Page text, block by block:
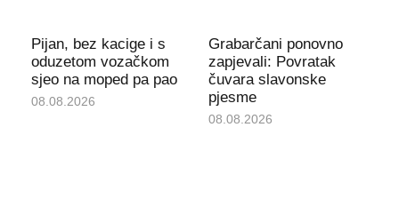
Pijan, bez kacige i s
oduzetom vozačkom
sjeo na moped pa pao
08.08.2026
Grabarčani ponovno
zapjevali: Povratak
čuvara slavonske
pjesme
08.08.2026